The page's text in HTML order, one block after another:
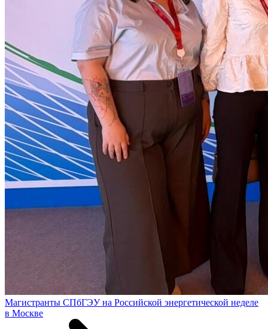
Магистранты СПбГЭУ на Российской энергетической неделе
в Москве